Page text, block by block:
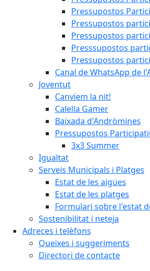
Pressupostos
Pressupostos
Pressupostos
Presssupostos
Pressupostos
Canal de WhatsApp de
Joventut
Canviem la nit!
Calella Gamer
Baixada d'Andròmines
Pressupostos
3x3 Summer
Igualtat
Serveis Municipals i Platges
Estat de les aigües
Estat de les platges
Formulari sobre l'estat
Sostenibilitat i neteja
Adreces i telèfons
Queixes i suggeriments
Directori de contacte